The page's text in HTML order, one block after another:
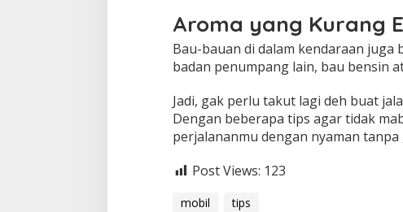
Aroma yang Kurang
Bau-bauan di dalam kendaraan
badan penumpang lain, bau bensin
Jadi, gak perlu takut lagi deh buat
Dengan beberapa tips agar tidak
perjalananmu dengan nyaman tanpa
Post Views: 123
mobil
tips